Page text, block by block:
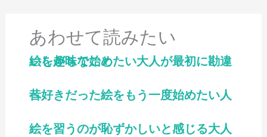
あわせて読みたい
絵を趣味で始めたい大人が最初に勘違いしがちなこと
昔好きだった絵をもう一度始めたい人へ
絵を習うのが恥ずかしいと感じる大人